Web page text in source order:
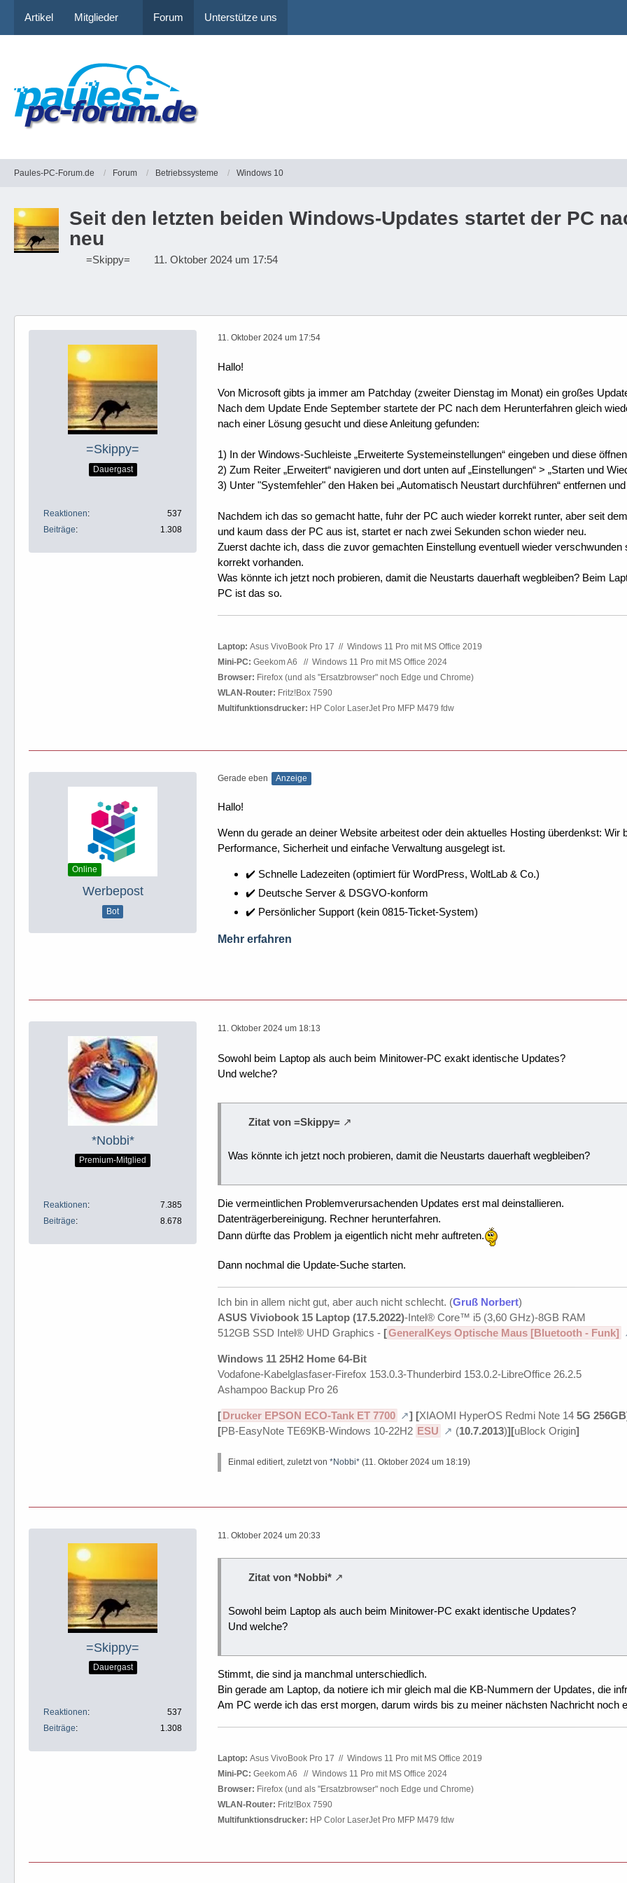
Artikel Mitglieder Forum Unterstütze uns
Paules-PC-Forum.de Forum Betriebssysteme Windows 10
Seit den letzten beiden Windows-Updates startet der PC
neu
=Skippy= 11. Oktober 2024 um 17:54
=Skippy=
Dauergast
Reaktionen
537
Beiträge
1.308
11. Oktober 2024 um 17:54
Hallo!
Von Microsoft gibts ja immer am Patchday (zweiter Dienstag im Monat) ein großes
Nach dem Update Ende September startete der PC nach dem Herunterfahren gleich
nach einer Lösung gesucht und diese Anleitung gefunden:
1) In der Windows-Suchleiste „Erweiterte Systemeinstellungen“ eingeben und diese
2) Zum Reiter „Erweitert“ navigieren und dort unten auf „Einstellungen“ > „Starten und
3) Unter "Systemfehler" den Haken bei „Automatisch Neustart durchführen“ entfernen
Nachdem ich das so gemacht hatte, fuhr der PC auch wieder korrekt runter, aber seit
und kaum dass der PC aus ist, startet er nach zwei Sekunden schon wieder neu.
Zuerst dachte ich, dass die zuvor gemachten Einstellung eventuell wieder
korrekt vorhanden.
Was könnte ich jetzt noch probieren, damit die Neustarts dauerhaft wegbleiben? Beim
PC ist das so.
Laptop: Asus VivoBook Pro 17 //. Windows 11 Pro mit MS Office 2019
Mini-PC: Geekom A6 //. Windows 11 Pro mit MS Office 2024
Browser: Firefox (und als "Ersatzbrowser" noch Edge und Chrome)
WLAN-Router: Fritz!Box 7590
Multifunktionsdrucker: HP Color LaserJet Pro MFP M479 fdw
Online
Werbepost
Bot
Gerade eben Anzeige
Hallo!
Wenn du gerade an deiner Website arbeitest oder dein aktuelles Hosting überdenkst:
Performance, Sicherheit und einfache Verwaltung ausgelegt ist.
✔️ Schnelle Ladezeiten (optimiert für WordPress, WoltLab & Co.)
✔️ Deutsche Server & DSGVO-konform
✔️ Persönlicher Support (kein 0815-Ticket-System)
Mehr erfahren
*Nobbi*
Premium-Mitglied
Reaktionen
7.385
Beiträge
8.678
11. Oktober 2024 um 18:13
Sowohl beim Laptop als auch beim Minitower-PC exakt identische Updates?
Und welche?
Zitat von =Skippy=
Was könnte ich jetzt noch probieren, damit die Neustarts dauerhaft wegbleiben?
Die vermeintlichen Problemverursachenden Updates erst mal deinstallieren.
Datenträgerbereinigung. Rechner herunterfahren.
Dann dürfte das Problem ja eigentlich nicht mehr auftreten.
Dann nochmal die Update-Suche starten.
Ich bin in allem nicht gut, aber auch nicht schlecht. (Gruß Norbert)
ASUS Viviobook 15 Laptop (17.5.2022)-Intel® Core™ i5 (3,60 GHz)-8GB RAM
512GB SSD Intel® UHD Graphics - [GeneralKeys Optische Maus [Bluetooth - Funk]
Windows 11 25H2 Home 64-Bit
Vodafone-Kabelglasfaser-Firefox 153.0.3-Thunderbird 153.0.2-LibreOffice 26.2.5
Ashampoo Backup Pro 26
[Drucker EPSON ECO-Tank ET 7700 ] [XIAOMI HyperOS Redmi Note 14 5G
[PB-EasyNote TE69KB-Windows 10-22H2 ESU (10.7.2013)][uBlock Origin]
Einmal editiert, zuletzt von *Nobbi* (11. Oktober 2024 um 18:19)
=Skippy=
Dauergast
Reaktionen
537
Beiträge
1.308
11. Oktober 2024 um 20:33
Zitat von *Nobbi*
Sowohl beim Laptop als auch beim Minitower-PC exakt identische Updates?
Und welche?
Stimmt, die sind ja manchmal unterschiedlich.
Bin gerade am Laptop, da notiere ich mir gleich mal die KB-Nummern der Updates, die
Am PC werde ich das erst morgen, darum wirds bis zu meiner nächsten Nachricht noch
Laptop: Asus VivoBook Pro 17 //. Windows 11 Pro mit MS Office 2019
Mini-PC: Geekom A6 //. Windows 11 Pro mit MS Office 2024
Browser: Firefox (und als "Ersatzbrowser" noch Edge und Chrome)
WLAN-Router: Fritz!Box 7590
Multifunktionsdrucker: HP Color LaserJet Pro MFP M479 fdw